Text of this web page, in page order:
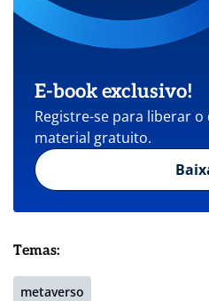
E-book exclusivo!
Registre-se para liberar
material gratuito.
Temas:
metaverso